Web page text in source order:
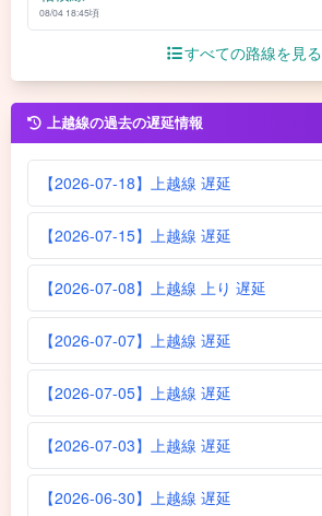
08/04 18:45頃
すべての路線を見る
上越線の過去の遅延情報
【2026-07-18】上越線 遅延
【2026-07-15】上越線 遅延
【2026-07-08】上越線 上り 遅延
【2026-07-07】上越線 遅延
【2026-07-05】上越線 遅延
【2026-07-03】上越線 遅延
【2026-06-30】上越線 遅延